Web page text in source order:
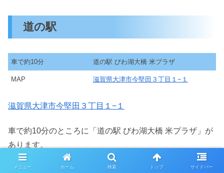
道の駅
車で約10分 道の駅 びわ湖大橋 米プラザ
MAP 滋賀県大津市今堅田３丁目１−１
滋賀県大津市今堅田３丁目１−１
車で約10分のところに「道の駅 びわ湖大橋 米プラザ」が
あります。
スポンサーリンク
メニュー ホーム 検索 トップ サイドバー